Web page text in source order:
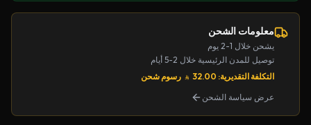
معلومات الشحن
يشحن خلال 1-2 يوم
توصيل للمدن الرئيسية خلال 2-5 أيام
التكلفة التقديرية: 32.00
رسوم شحن
عرض سياسة الشحن